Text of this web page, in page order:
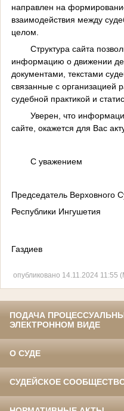
направлен на
взаимодействия между
целом.
Структура сайта
информацию о движении
документами, текстами
связанные с организацией
судебной практикой и
Уверен, что
сайте, окажется для Вас
С уважением
Председатель Верховного
Газдиев
опубликовано 14.11.2024
ПОДАЧА
ЭЛЕКТРОННОМ ВИДЕ
О СУДЕ
СУДЕЙСКОЕ